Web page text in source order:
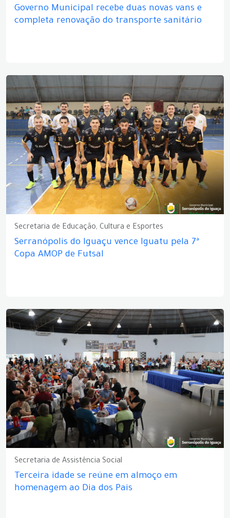
Governo Municipal recebe duas novas vans e
completa renovação do transporte sanitário
Secretaria de Educação, Cultura e Esportes
Serranópolis do Iguaçu vence Iguatu pela 7ª
Copa AMOP de Futsal
Secretaria de Assistência Social
Terceira idade se reúne em almoço em
homenagem ao Dia dos Pais